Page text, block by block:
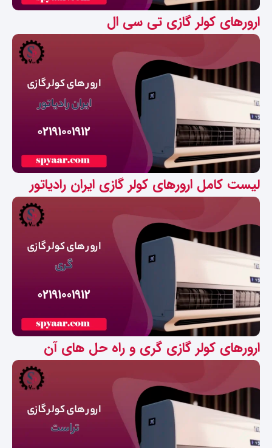
ارورهای کولر گازی تی سی ال
لیست کامل ارورهای کولر گازی ایران رادیاتور
ارورهای کولر گازی گری و راه حل های آن